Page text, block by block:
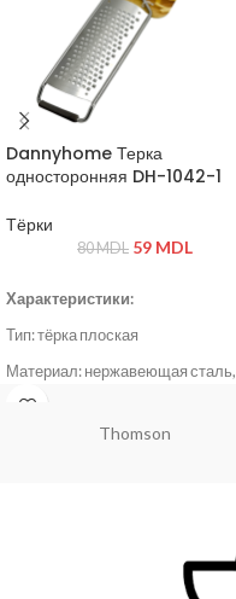
Dannyhome Терка
односторонняя DH-1042-1
Тёрки
80MDL 59 MDL
Характеристики:
Тип: тёрка плоская
Материал: нержавеющая сталь,
пластик
Цвет: серый / стальной
Hoffmans